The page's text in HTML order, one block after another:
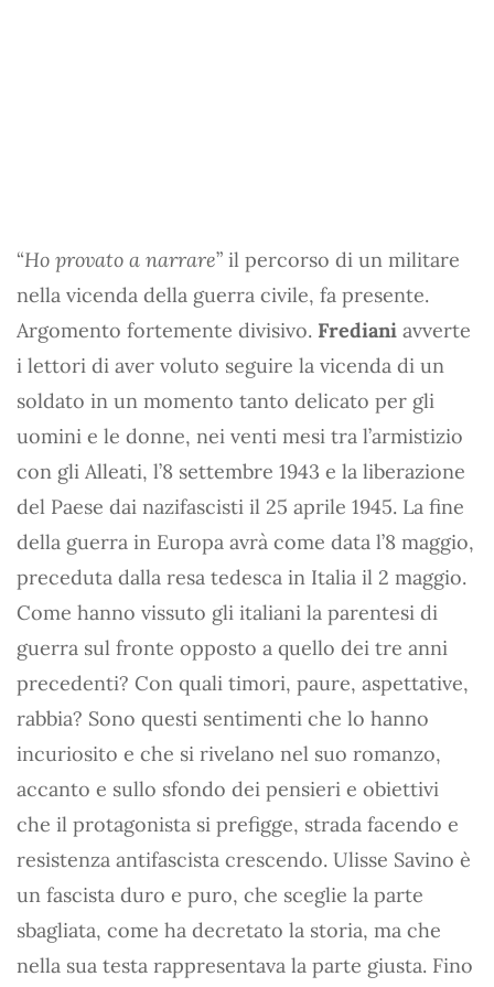
“Ho provato a narrare” il percorso di un militare
nella vicenda della guerra civile, fa presente.
Argomento fortemente divisivo. Frediani avverte
i lettori di aver voluto seguire la vicenda di un
soldato in un momento tanto delicato per gli
uomini e le donne, nei venti mesi tra l’armistizio
con gli Alleati, l’8 settembre 1943 e la liberazione
del Paese dai nazifascisti il 25 aprile 1945. La fine
della guerra in Europa avrà come data l’8 maggio,
preceduta dalla resa tedesca in Italia il 2 maggio.
Come hanno vissuto gli italiani la parentesi di
guerra sul fronte opposto a quello dei tre anni
precedenti? Con quali timori, paure, aspettative,
rabbia? Sono questi sentimenti che lo hanno
incuriosito e che si rivelano nel suo romanzo,
accanto e sullo sfondo dei pensieri e obiettivi
che il protagonista si prefigge, strada facendo e
resistenza antifascista crescendo. Ulisse Savino è
un fascista duro e puro, che sceglie la parte
sbagliata, come ha decretato la storia, ma che
nella sua testa rappresentava la parte giusta. Fino